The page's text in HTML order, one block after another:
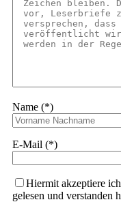
Name (*)
E-Mail (*)
Hiermit akzeptiere
gelesen und verstanden